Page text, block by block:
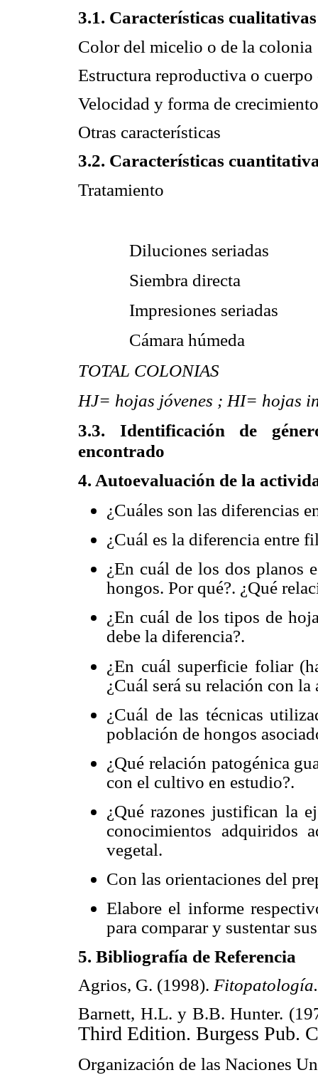
3.1. Características
Color del micelio o de la colonia
Estructura reproductiva o
Velocidad y forma de crecimiento
Otras características
3.2. Características
Tratamiento
Diluciones seriadas
Siembra directa
Impresiones seriadas
Cámara húmeda
TOTAL COLONIAS
HJ= hojas jóvenes ; HI= hojas
3.3. Identificación de
encontrado
4. Autoevaluación de la
¿Cuáles son las diferencias
¿Cuál es la diferencia entre
¿En cuál de los dos planos
hongos. Por qué?. ¿Qué
¿En cuál de los tipos de
debe la diferencia?.
¿En cuál superficie foliar
¿Cuál será su relación con
¿Cuál de las técnicas
población de hongos
¿Qué relación patogénica
con el cultivo en estudio?.
¿Qué razones justifican la
conocimientos adquiridos
vegetal.
Con las orientaciones del
Elabore el informe
para comparar y sustentar
5. Bibliografía de Referencia
Agrios, G. (1998).
Barnett, H.L. y B.B. Hunter.
Third Edition. Burgess Pub.
Organización de las Naciones